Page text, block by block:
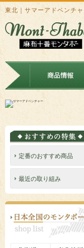
東北｜サマーアドベンチ
定番のおすすめ商品
最近の取り組み